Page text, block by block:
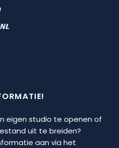
eigen studio te openen of
uit te breiden?
aan via het